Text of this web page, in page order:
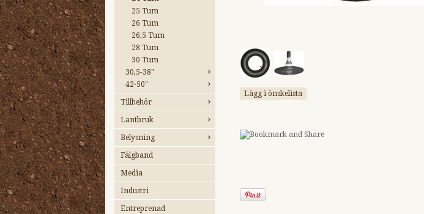
25 Tum
26 Tum
26,5 Tum
28 Tum
30 Tum
30,5-38"
42-50"
Tillbehör
Lantbruk
Belysning
Fälgband
Media
Industri
Entreprenad
Lägg i önskelista